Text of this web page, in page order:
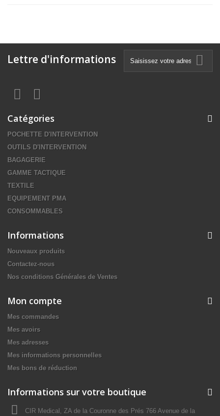
Lettre d'informations
Catégories
POCHETTE D'INTERVENTION
OUTILS D'INTERVENTION
BAGAGERIE
GAMME TACTIQUE
TEXTILE
EQUIPEMENT PMA
CONSOMMABLES
Informations
Nouveaux produits
Contactez-nous
Nos conditions Générales de Ventes
Mon compte
Mes commandes
Mes avoirs
Mes adresses
Mes informations personnelles
Mes bons de réduction
Informations sur votre boutique
CIR Medical, ZA de la Couronne des Prés 766 Avenue de la